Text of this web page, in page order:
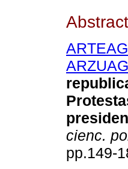
Abstract
cienc.
pp.149-